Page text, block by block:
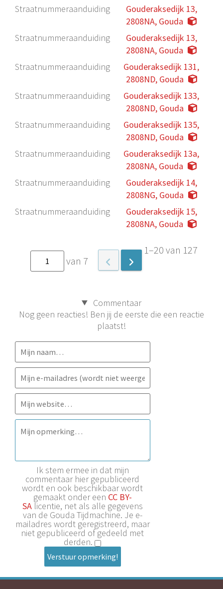
Straatnummeraanduiding
Gouderaksedijk 13,
2808NA, Gouda
Straatnummeraanduiding
Gouderaksedijk 13,
2808NA, Gouda
Straatnummeraanduiding
Gouderaksedijk 131,
2808ND, Gouda
Straatnummeraanduiding
Gouderaksedijk 133,
2808ND, Gouda
Straatnummeraanduiding
Gouderaksedijk 135,
2808ND, Gouda
Straatnummeraanduiding
Gouderaksedijk 13a,
2808NA, Gouda
Straatnummeraanduiding
Gouderaksedijk 14,
2808NG, Gouda
Straatnummeraanduiding
Gouderaksedijk 15,
2808NA, Gouda
van 7
1–20 van 127
Commentaar
Nog geen reacties! Ben jij de eerste die een reactie
plaatst!
Ik stem ermee in dat mijn
commentaar hier gepubliceerd
wordt en ook beschikbaar wordt
gemaakt onder een CC BY-
SAlicentie, net als alle gegevens
van de Gouda Tijdmachine. Je e-
mailadres wordt geregistreerd, maar
niet gepubliceerd of gedeeld met
derden.
Verstuur opmerking!